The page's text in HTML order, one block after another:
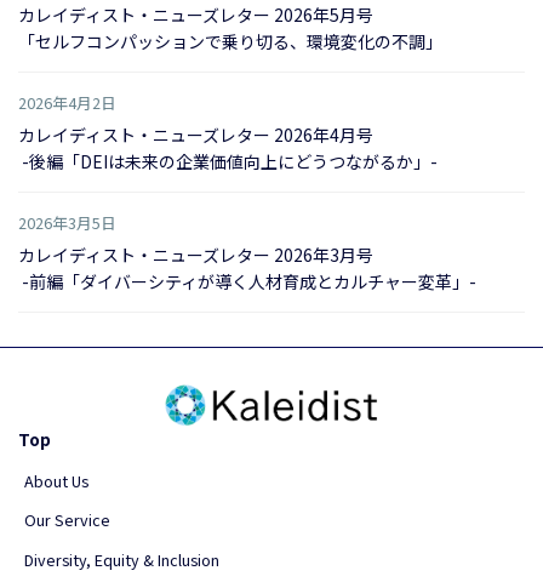
カレイディスト・ニューズレター 2026年5月号
「セルフコンパッションで乗り切る、環境変化の不調」
カレイディスト・ニューズレター 2026年4月号
-後編「DEIは未来の企業価値向上にどうつながるか」-
2026年4月2日
カレイディスト・ニューズレター 2026年3月号
-前編「ダイバーシティが導く人材育成とカルチャー変革」-
2026年3月5日
Top
About Us
Our Service
Diversity, Equity & Inclusion